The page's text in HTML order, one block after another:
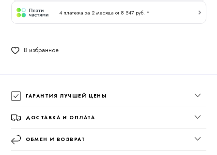
4 платежа за 2 месяца от 8 547 руб. *
В избранное
ГАРАНТИЯ ЛУЧШЕЙ ЦЕНЫ
ДОСТАВКА И ОПЛАТА
ОБМЕН И ВОЗВРАТ